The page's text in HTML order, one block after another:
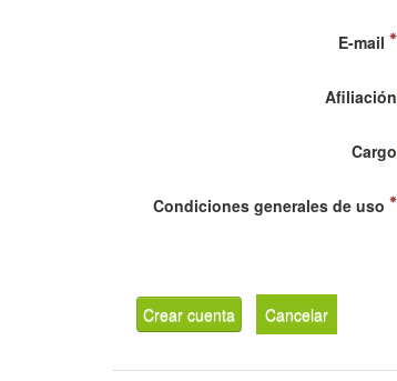
E-mail
Afiliación
Cargo
Condiciones generales de uso
Crear cuenta Cancelar